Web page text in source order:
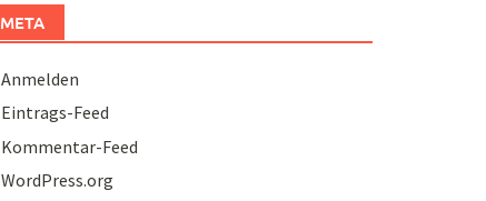
META
Anmelden
Eintrags-Feed
Kommentar-Feed
WordPress.org